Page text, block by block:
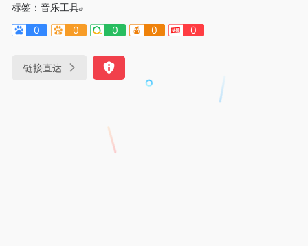
标签： 音乐工具
0
0 0 0 0
链接直达